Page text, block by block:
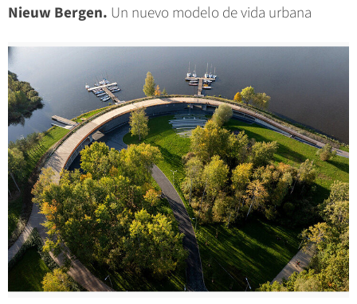
Nieuw Bergen. Un nuevo modelo de vida urbana